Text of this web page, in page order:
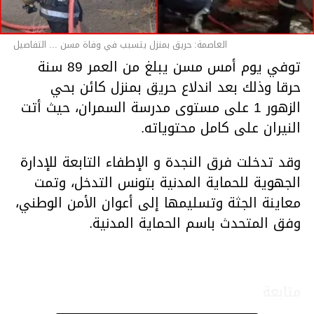
العاصمة: حريق بمنزل يتسبب في وفاة مسن ... التفاصيل
توفي يوم أمس مسن يبلغ من العمر 89 سنة
حرقا وذلك بعد اندلاع حريق بمنزل كائن بحي
الزهور 1 على مستوى مدرسة السمران، حيث أتت
النيران على كامل محتوياته.
وقد تدخلت فرق النجدة و الإطفاء التابعة للإدارة
الجهوية للحماية المدنية بتونس التدخل، وتمت
معاينة الجثة وتسليمها إلى أعوان الأمن الوطني،
وفق المتحدث باسم الحماية المدنية.